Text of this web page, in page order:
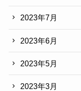
2023年7月
2023年6月
2023年5月
2023年3月